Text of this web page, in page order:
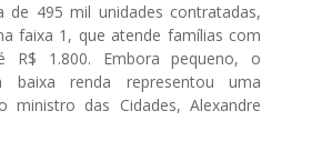
de 495 mil unidades contratadas,
faixa 1, que atende famílias com
R$ 1.800. Embora pequeno, o
baixa renda representou uma
ministro das Cidades, Alexandre